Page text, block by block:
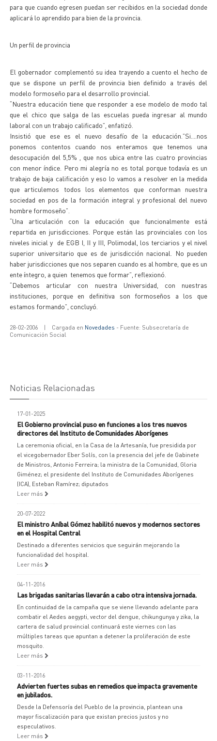
para que cuando egresen puedan ser recibidos en la sociedad donde
aplicará lo aprendido para bien de la provincia.
Un perfil de provincia
El gobernador complementó su idea trayendo a cuento el hecho de
que se dispone un perfil de provincia bien definido a través del
modelo formoseño para el desarrollo provincial.
“Nuestra educación tiene que responder a ese modelo de modo tal
que el chico que salga de las escuelas pueda ingresar al mundo
laboral con un trabajo calificado”, enfatizó.
Insistió que ese es el nuevo desafío de la educación.”Si....nos
ponemos contentos cuando nos enteramos que tenemos una
desocupación del 5,5% , que nos ubica entre las cuatro provincias
con menor índice. Pero mi alegría no es total porque todavía es un
trabajo de baja calificación y eso lo vamos a resolver en la medida
que articulemos todos los elementos que conforman nuestra
sociedad en pos de la formación integral y profesional del nuevo
hombre formoseño”.
“Una articulación con la educación que funcionalmente está
repartida en jurisdicciones. Porque están las provinciales con los
niveles inicial y de EGB I, II y III, Polimodal, los terciarios y el nivel
superior universitario que es de jurisdicción nacional. No pueden
haber jurisdicciones que nos separen cuando es al hombre, que es un
ente íntegro, a quien tenemos que formar”, reflexionó.
“Debemos articular con nuestra Universidad, con nuestras
instituciones, porque en definitiva son formoseños a los que
estamos formando”, concluyó.
28-02-2006 | Cargada en Novedades - Fuente: Subsecretaría de
Comunicación Social
Noticias Relacionadas
17-01-2025
El Gobierno provincial puso en funciones a los tres nuevos
directores del Instituto de Comunidades Aborígenes
La ceremonia oficial, en la Casa de la Artesanía, fue presidida por
el vicegobernador Eber Solís, con la presencia del jefe de Gabinete
de Ministros, Antonio Ferreira; la ministra de la Comunidad, Gloria
Giménez; el presidente del Instituto de Comunidades Aborígenes
(ICA), Esteban Ramírez; diputados
Leer más
20-07-2022
El ministro Aníbal Gómez habilitó nuevos y modernos sectores
en el Hospital Central
Destinado a diferentes servicios que seguirán mejorando la
funcionalidad del hospital.
Leer más
04-11-2016
Las brigadas sanitarias llevarán a cabo otra intensiva jornada.
En continuidad de la campaña que se viene llevando adelante para
combatir el Aedes aegypti, vector del dengue, chikungunya y zika, la
cartera de salud provincial continuará este viernes con las
múltiples tareas que apuntan a detener la proliferación de este
mosquito.
Leer más
03-11-2016
Advierten fuertes subas en remedios que impacta gravemente
en jubilados.
Desde la Defensoría del Pueblo de la provincia, plantean una
mayor fiscalización para que existan precios justos y no
especulativos.
Leer más